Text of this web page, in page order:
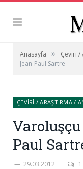
Anasayfa » Çeviri /
Jean-Paul Sartre
ÇEVIRI / ARAŞTIRMA /
Paul
29.03.2012